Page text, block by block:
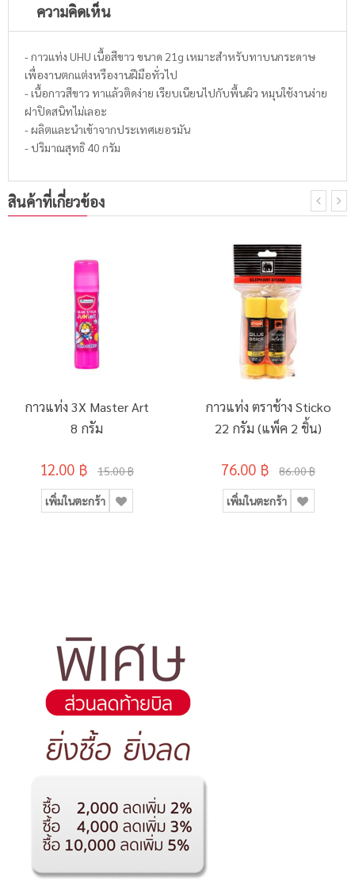
ความคิดเห็น
- กาวแท่ง UHU เนื้อสีขาว ขนาด 21g เหมาะสำหรับทาบนกระดาษ
เพื่องานตกแต่งหรืองานฝีมือทั่วไป
- เนื้อกาวสีขาว ทาแล้วติดง่าย เรียบเนียนไปกับพื้นผิว หมุนใช้งานง่าย
ฝาปิดสนิทไม่เลอะ
- ผลิตและนำเข้าจากประเทศเยอรมัน
- ปริมาณสุทธิ 40 กรัม
สินค้าที่เกี่ยวข้อง
กาวแท่ง 3X Master Art
8 กรัม
12.00 ฿ 15.00 ฿
เพิ่มในตะกร้า
กาวแท่ง ตราช้าง Sticko
22 กรัม (แพ็ค 2 ชิ้น)
76.00 ฿ 86.00 ฿
เพิ่มในตะกร้า